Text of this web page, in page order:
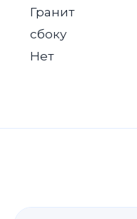
Гранит
сбоку
Нет